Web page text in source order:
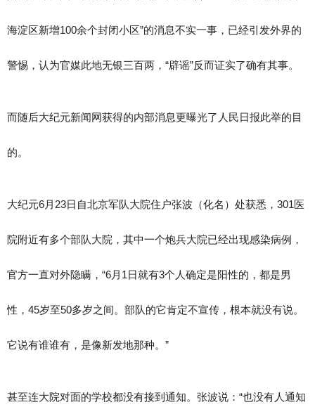
海淀区新增100余个封闭小区”的消息不实一事，已经引发外界的
警惕，认为官媒此地无银三百两，“辟谣”反而证实了确有其事。
而随后大纪元新闻网获得的内部消息更曝光了人民日报此举的目
的。
大纪元6月23日自北京军队大院住户张波（化名）处获悉，301医
院附近有多个部队大院，其中一个炮兵大院已经出现感染病例，
官方一直对外隐瞒，“6月1日就有3个人确定是阳性的，都是男
性，45岁至50多岁之间。部队的它肯定不宣传，根本就没有说。
它说有谁谁有，是像新发地那种。”
甚至连大院对面的学校都没有接到通知。张波说：“也没有人通知